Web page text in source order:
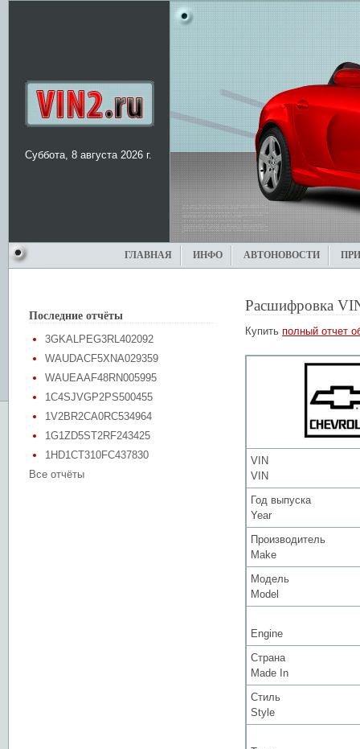
Суббота, 8 августа 2026 г.
ГЛАВНАЯ ИНФО АВТОНОВОСТИ
Последние отчёты
3GKALPEG3RL402092
WAUDACF5XNA029359
WAUEAAF48RN005995
1C4SJVGP2PS500455
1V2BR2CA0RC534964
1G1ZD5ST2RF243425
1HD1CT310FC437830
Все отчёты
Расшифровка
Купить полный отчет
VIN
VIN
Год выпуска
Year
Производитель
Make
Модель
Model
Engine
Страна
Made In
Стиль
Style